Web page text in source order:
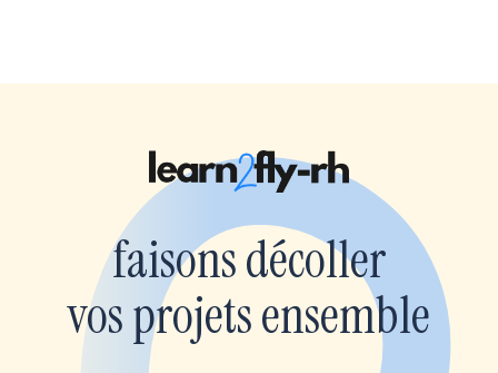
faisons décoller
vos projets ensemble